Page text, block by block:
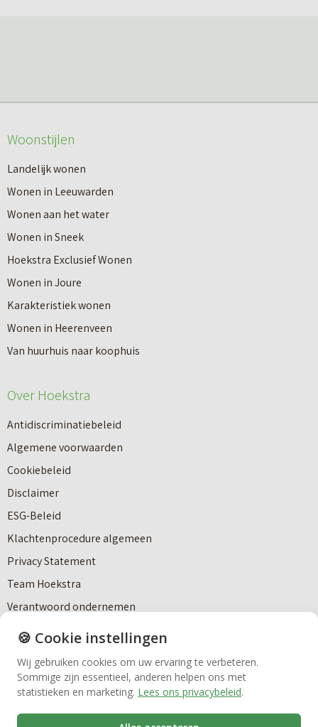
Nieuwbouw
Huren
Bedrijfsmakelaardij
Vastgoedbeheer
Woonstijlen
Landelijk wonen
Wonen in Leeuwarden
Wonen aan het water
Wonen in Sneek
Hoekstra Exclusief Wonen
Wonen in Joure
Karakteristiek wonen
Wonen in Heerenveen
Van huurhuis naar koophuis
Over Hoekstra
Antidiscriminatiebeleid
Algemene voorwaarden
Cookiebeleid
Disclaimer
ESG-Beleid
Klachtenprocedure algemeen
Privacy Statement
Team Hoekstra
Verantwoord ondernemen
Werken bij Hoekstra
Social media en contact
🍪 Cookie instellingen
Wij gebruiken cookies om uw ervaring te verbeteren.
Sommige zijn essentieel, anderen helpen ons met
statistieken en marketing. Lees ons privacybeleid.